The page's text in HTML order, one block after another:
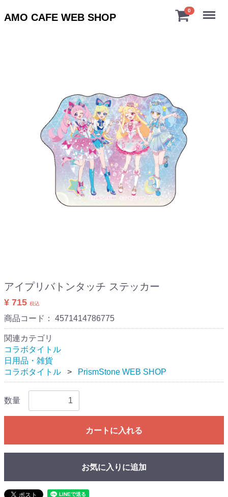
AMO CAFE WEB SHOP
0 Menu
アイプリバトンタッチ ステッカー
¥ 715 税込
商品コード： 4571414786775
関連カテゴリ
コラボタイトル
日用品・雑貨
コラボタイトル
PrismStone WEB SHOP
数量
カートに入れる
お気に入りに追加